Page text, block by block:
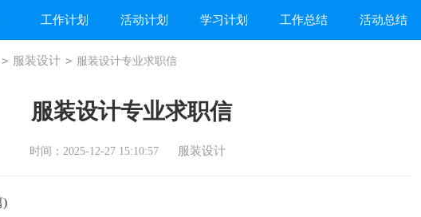
工作计划 活动计划 学习计划 工作总结 活动总结
> 服装设计 > 服装设计专业求职信
服装设计专业求职信
时间：2025-12-27 15:10:57 服装设计
)